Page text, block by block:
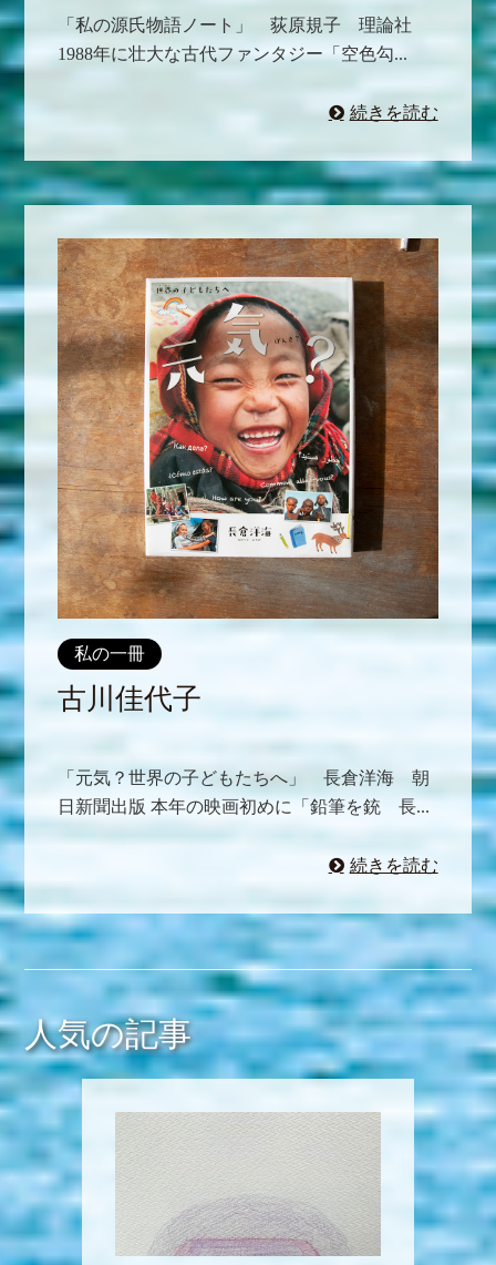
「私の源氏物語ノート」 荻原規子 理論社
1988年に壮大な古代ファンタジー「空色勾...
続きを読む
私の一冊
古川佳代子
「元気？世界の子どもたちへ」 長倉洋海 朝
日新聞出版 本年の映画初めに「鉛筆を銃 長...
続きを読む
人気の記事